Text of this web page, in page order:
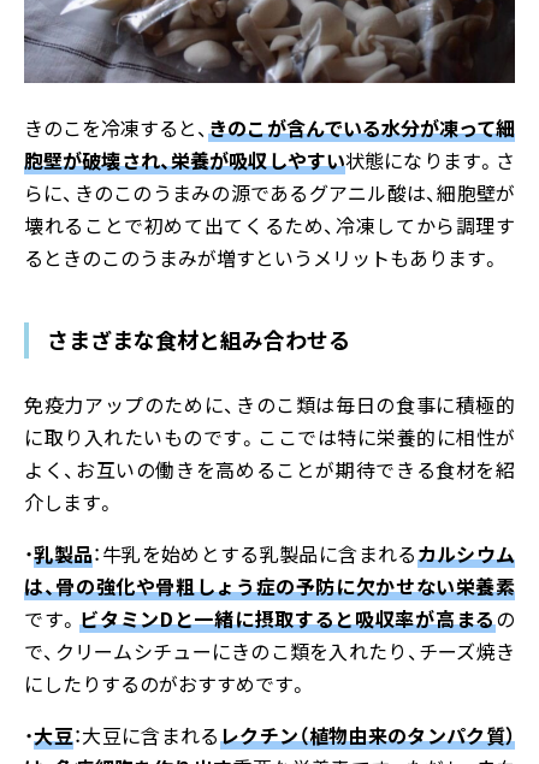
きのこを冷凍すると、きのこが含んでいる水分が凍って細
胞壁が破壊され、栄養が吸収しやすい状態になります。さ
らに、きのこのうまみの源であるグアニル酸は、細胞壁が
壊れることで初めて出てくるため、冷凍してから調理す
るときのこのうまみが増すというメリットもあります。
さまざまな食材と組み合わせる
免疫力アップのために、きのこ類は毎日の食事に積極的
に取り入れたいものです。ここでは特に栄養的に相性が
よく、お互いの働きを高めることが期待できる食材を紹
介します。
・乳製品：牛乳を始めとする乳製品に含まれるカルシウム
は、骨の強化や骨粗しょう症の予防に欠かせない栄養素
です。ビタミンDと一緒に摂取すると吸収率が高まるの
で、クリームシチューにきのこ類を入れたり、チーズ焼き
にしたりするのがおすすめです。
・大豆：大豆に含まれるレクチン（植物由来のタンパク質）